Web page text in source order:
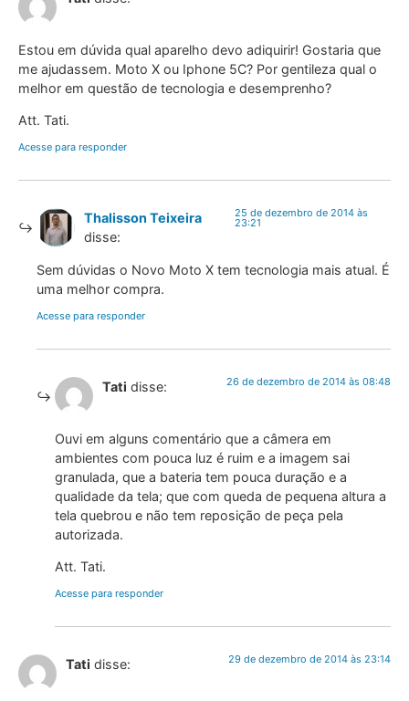
Estou em dúvida qual aparelho devo adiquirir! Gostaria que
me ajudassem. Moto X ou Iphone 5C? Por gentileza qual o
melhor em questão de tecnologia e desemprenho?
Att. Tati.
Acesse para responder
Thalisson Teixeira
disse:
25 de dezembro de 2014 às
23:21
Sem dúvidas o Novo Moto X tem tecnologia mais atual. É
uma melhor compra.
Acesse para responder
Tati disse: 26 de dezembro de 2014 às 08:48
Ouvi em alguns comentário que a câmera em
ambientes com pouca luz é ruim e a imagem sai
granulada, que a bateria tem pouca duração e a
qualidade da tela; que com queda de pequena altura a
tela quebrou e não tem reposição de peça pela
autorizada.
Att. Tati.
Acesse para responder
Tati disse: 29 de dezembro de 2014 às 23:14